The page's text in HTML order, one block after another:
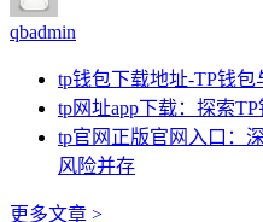
qbadmin
tp钱包下载地址-TP钱
tp网址app下载：探索
tp官网正版官网入口：
风险并存
更多文章 >